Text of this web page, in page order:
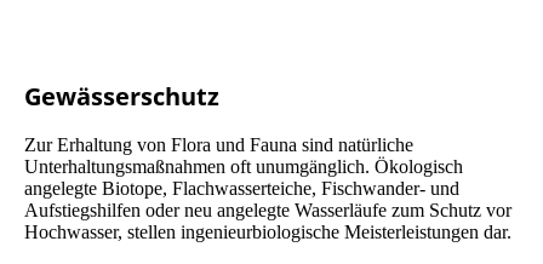
Gewässerschutz
Zur Erhaltung von Flora und Fauna sind natürliche
Unterhaltungsmaßnahmen oft unumgänglich. Ökologisch
angelegte Biotope, Flachwasserteiche, Fischwander- und
Aufstiegshilfen oder neu angelegte Wasserläufe zum Schutz vor
Hochwasser, stellen ingenieurbiologische Meisterleistungen dar.